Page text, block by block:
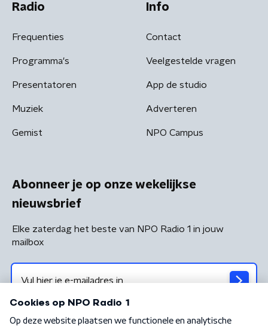
Radio
Frequenties
Programma's
Presentatoren
Muziek
Gemist
Info
Contact
Veelgestelde vragen
App de studio
Adverteren
NPO Campus
Abonneer je op onze wekelijkse
nieuwsbrief
Elke zaterdag het beste van NPO Radio 1 in jouw
mailbox